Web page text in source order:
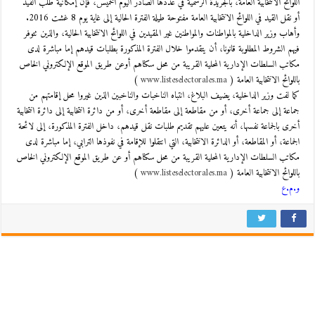
أو نقل القيد في اللوائح الانتخابية العامة مفتوحة طيلة الفترة الحالية إلى غاية يوم 8 غشت 2016.
وأهاب وزير الداخلية بالمواطنات والمواطنين غير المقيدين في اللوائح الانتخابية الحالية، والذين تتوفر
فيهم الشروط المطلوبة قانونا، أن يتقدموا خلال الفترة المذكورة بطلبات قيدهم إما مباشرة لدى
مكاتب السلطات الإدارية المحلية القريبة من محل سكناهم أوعن طريق الموقع الإلكتروني الخاص
باللوائح الانتخابية العامة (
www.listeselectorales.ma
)
كما لفت وزير الداخلية، يضيف البلاغ، انتباه الناخبات والناخبين الذين غيروا محل إقامتهم من
جماعة إلى جماعة أخرى، أو من مقاطعة إلى مقاطعة أخرى، أو من دائرة انتخابية إلى دائرة انتخابية
أخرى بالجماعة نفسها، أنه يتعين عليهم تقديم طلبات نقل قيدهم، داخل الفترة المذكورة، إلى لائحة
الجماعة، أو المقاطعة، أو الدائرة الانتخابية، التي انتقلوا للإقامة في نفوذها الترابي، إما مباشرة لدى
مكاتب السلطات الإدارية المحلية القريبة من محل سكناهم أو عن طريق الموقع الإلكتروني الخاص
باللوائح الانتخابية العامة (www.listeselectorales.ma
)
و.م.ع